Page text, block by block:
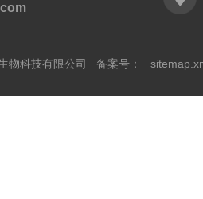
物科技有限公司 备案号：